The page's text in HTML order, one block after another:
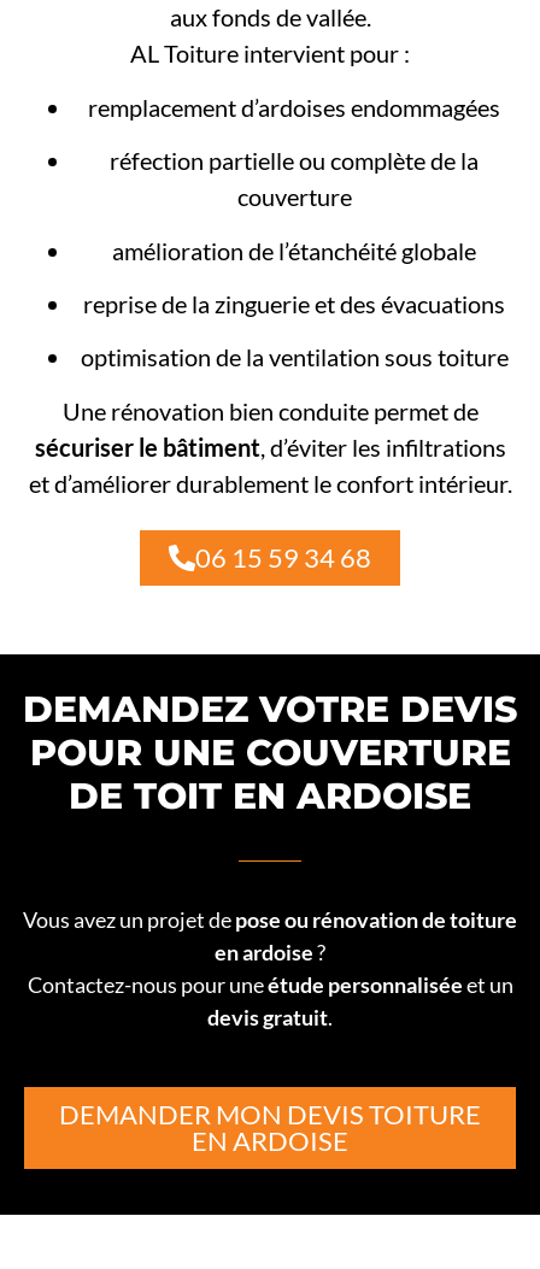
aux fonds de vallée.
AL Toiture intervient pour :
remplacement d’ardoises endommagées
réfection partielle ou complète de la
couverture
amélioration de l’étanchéité globale
reprise de la zinguerie et des évacuations
optimisation de la ventilation sous toiture
Une rénovation bien conduite permet de
sécuriser le bâtiment, d’éviter les infiltrations
et d’améliorer durablement le confort intérieur.
06 15 59 34 68
DEMANDEZ VOTRE DEVIS
POUR UNE COUVERTURE
DE TOIT EN ARDOISE
Vous avez un projet depose ou rénovation de toiture
en ardoise?
Contactez-nous pour uneétude personnaliséeet un
devis gratuit.
DEMANDER MON DEVIS TOITURE
EN ARDOISE